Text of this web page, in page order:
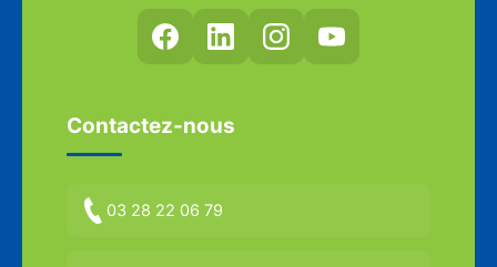
Contactez-nous
03 28 22 06 79